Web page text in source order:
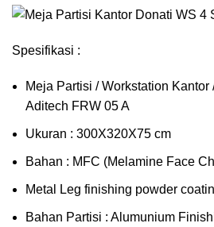
Spesifikasi :
Meja Partisi / Workstation
Aditech FRW 05 A
Ukuran : 300X320X75 cm
Bahan : MFC (Melamine Face
Metal Leg finishing powder
Bahan Partisi : Alumunium